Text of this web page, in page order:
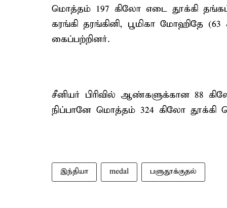
மொத்தம் 197 கிலோ எடை தூக்கி
கரங்கி தரங்கினி, பூமிகா மோஹிதே
கைப்பற்றினர்.
சீனியர் பிரிவில் ஆண்களுக்கான 88
நிப்பானே மொத்தம் 324 கிலோ தூக்கி
இந்தியா medal பளுதூக்குதல்